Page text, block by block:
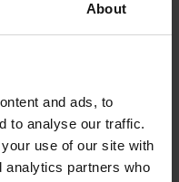
About
and ads, to
to analyse our traffic.
use of our site with
analytics partners who
hyvä
Pohjoismaissa.
että vastaanotat
LS2